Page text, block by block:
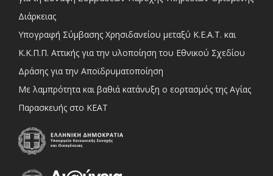
Διάρκειας
Υπογραφή Σύμβασης Χρησιδανείου μεταξύ Κ.Ε.Α.Τ. και
Κ.Κ.Π.Π. Αττικής για την υλοποίηση του Εθνικού Σχεδίου
Δράσης για την Αποϊδρυματοποίηση
Με λαμπρότητα και βαθιά κατάνυξη ο εορτασμός της Αγίας
Παρασκευής στο ΚΕΑΤ